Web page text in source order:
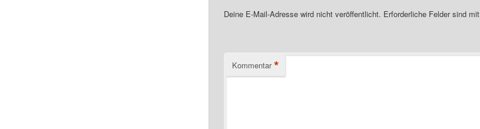
Deine E-Mail-Adresse wird nicht veröffentlicht. Erforderliche Felder sind mit
Kommentar *